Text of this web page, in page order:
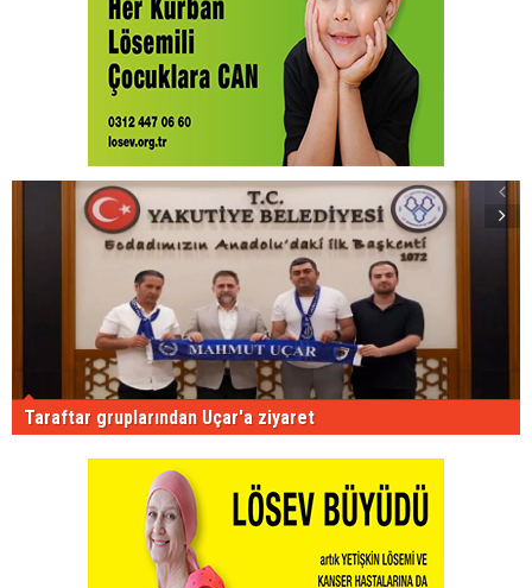
Taraftar gruplarından Uçar'a ziyaret